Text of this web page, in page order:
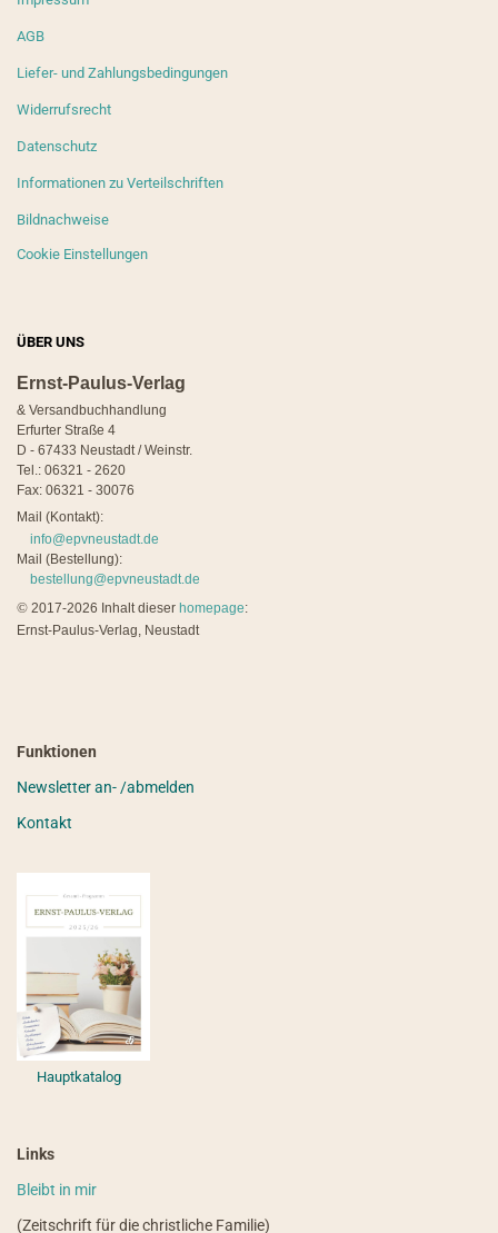
AGB
Liefer- und Zahlungsbedingungen
Widerrufsrecht
Datenschutz
Informationen zu Verteilschriften
Bildnachweise
Cookie Einstellungen
ÜBER UNS
Ernst-Paulus-Verlag
& Versandbuchhandlung
Erfurter Straße 4
D - 67433 Neustadt / Weinstr.
Tel.: 06321 - 2620
Fax: 06321 - 30076
Mail (Kontakt):
info@epvneustadt.de
Mail (Bestellung):
bestellung@epvneustadt.de
© 2017-2026 Inhalt dieser homepage:
Ernst-Paulus-Verlag, Neustadt
Funktionen
Newsletter an- /abmelden
Kontakt
Hauptkatalog
Links
Bleibt in mir
(Zeitschrift für die christliche Familie)